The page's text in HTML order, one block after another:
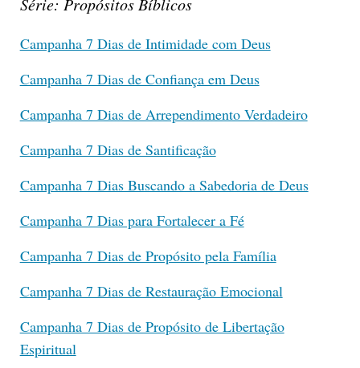
Campanha 7 Dias de Intimidade com Deus
Campanha 7 Dias de Confiança em Deus
Campanha 7 Dias de Arrependimento Verdadeiro
Campanha 7 Dias de Santificação
Campanha 7 Dias Buscando a Sabedoria de Deus
Campanha 7 Dias para Fortalecer a Fé
Campanha 7 Dias de Propósito pela Família
Campanha 7 Dias de Restauração Emocional
Campanha 7 Dias de Propósito de Libertação
Espiritual